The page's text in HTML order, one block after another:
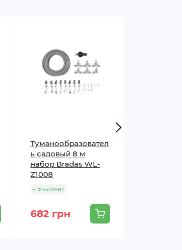
Туманообразовател
ь садовый 8 м
набор Bradas WL-
Z1008
В наличии
682 грн